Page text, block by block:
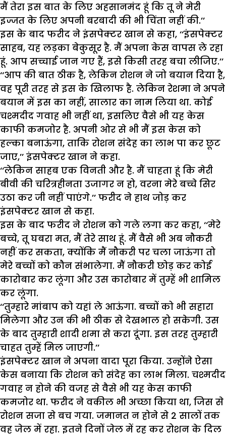
मैं तेरा इस बात के लिए अहसानमंद हूं कि तू ने मेरी
इज्जत के लिए अपनी बरबादी की भी चिंता नहीं की.’’
इस के बाद फरीद ने इंसपेक्टर खान से कहा, ‘‘इंसपेक्टर
साहब, यह लड़का बेकुसूर है. मैं अपना केस वापस ले रहा
हूं. आप सच्चाई जान गए हैं, इसे किसी तरह बचा लीजिए.’’
‘‘आप की बात ठीक है, लेकिन रोशन ने जो बयान दिया है,
वह पूरी तरह से इस के खिलाफ है. लेकिन रेशमा ने अपने
बयान में इस का नहीं, सालार का नाम लिया था. कोई
चश्मदीद गवाह भी नहीं था, इसलिए वैसे भी यह केस
काफी कमजोर है. अपनी ओर से भी मैं इस केस को
हल्का बनाऊंगा, ताकि रोशन संदेह का लाभ पा कर छूट
जाए,’’ इंसपेक्टर खान ने कहा.
‘‘लेकिन साहब एक विनती और है. मैं चाहता हूं कि मेरी
बीवी की चरित्रहीनता उजागर न हो, वरना मेरे बच्चे सिर
उठा कर जी नहीं पाएंगे.’’ फरीद ने हाथ जोड़ कर
इंसपेक्टर खान से कहा.
इस के बाद फरीद ने रोशन को गले लगा कर कहा, ‘‘मेरे
बच्चे, तू घबरा मत, मैं तेरे साथ हूं. मैं वैसे भी अब नौकरी
नहीं कर सकता, क्योंकि मैं नौकरी पर चला जाऊंगा तो
मेरे बच्चों को कौन संभालेगा. मैं नौकरी छोड़ कर कोई
कारोबार कर लूंगा और उस कारोबार में तुम्हें भी शामिल
कर लूंगा.
‘‘तुम्हारे मांबाप को यहां ले आऊंगा. बच्चों को भी सहारा
मिलेगा और उन की भी ठीक से देखभाल हो सकेगी. उस
के बाद तुम्हारी शादी शमा से करा दूंगा. इस तरह तुम्हारी
चाहत तुम्हें मिल जाएगी.’’
इंसपेक्टर खान ने अपना वादा पूरा किया. उन्होंने ऐसा
केस बनाया कि रोशन को संदेह का लाभ मिला. चश्मदीद
गवाह न होने की वजह से वैसे भी यह केस काफी
कमजोर था. फरीद ने वकील भी अच्छा किया था, जिस से
रोशन सजा से बच गया. जमानत न होने से 2 सालों तक
वह जेल में रहा. इतने दिनों जेल में रह कर रोशन के दिल